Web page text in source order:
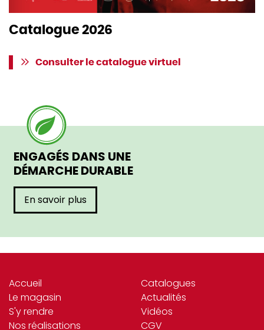
Catalogue 2026
Consulter le catalogue virtuel
ENGAGÉS DANS UNE
DÉMARCHE DURABLE
En savoir plus
Accueil
Le magasin
S'y rendre
Nos réalisations
Catalogues
Actualités
Vidéos
CGV